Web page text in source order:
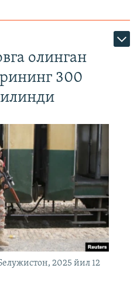
олинган
300
2025 йил 12